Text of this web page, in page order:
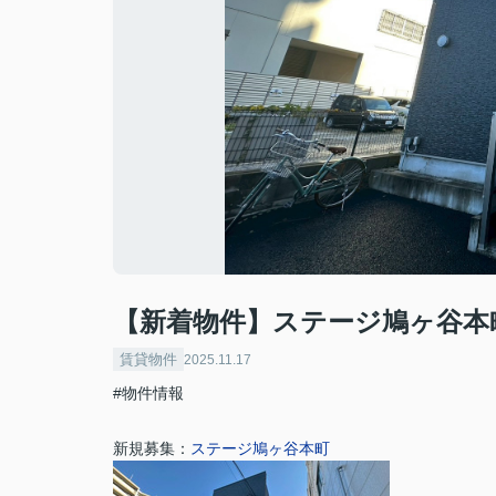
【新着物件】ステージ鳩ヶ谷本
賃貸物件 2025.11.17
#物件情報
新規募集： ステージ鳩ヶ谷本町